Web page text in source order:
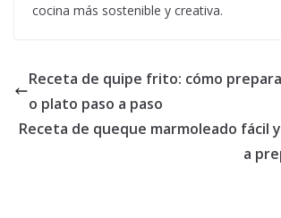
cocina más sostenible y creativa.
Receta de quipe frito: cómo
o plato paso a paso
Receta de queque marmoleado fácil
a